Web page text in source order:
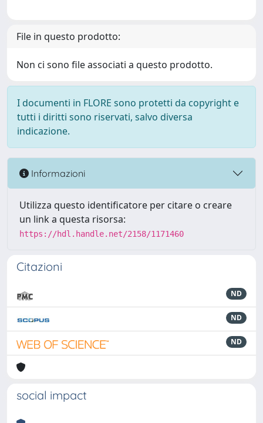
File in questo prodotto:
Non ci sono file associati a questo prodotto.
I documenti in FLORE sono protetti da copyright e
tutti i diritti sono riservati, salvo diversa
indicazione.
Informazioni
Utilizza questo identificatore per citare o creare
un link a questa risorsa:
https://hdl.handle.net/2158/1171460
Citazioni
ND
ND
ND
social impact